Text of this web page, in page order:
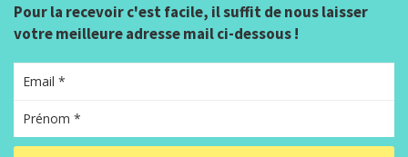
Pour la recevoir c'est facile, il suffit de nous laisser
votre meilleure adresse mail ci-dessous !